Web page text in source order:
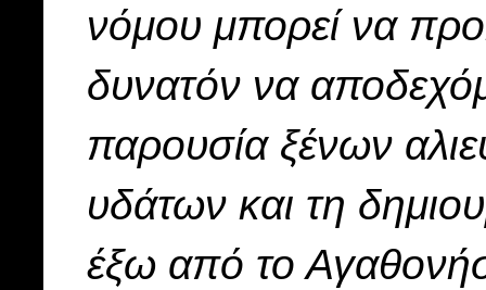
νόμου μπορεί να
δυνατόν να
παρουσία ξένων
υδάτων και τη
έξω από το